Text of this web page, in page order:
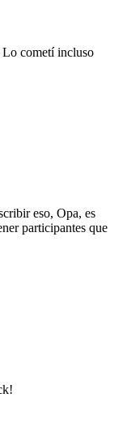
cometí incluso
eso, Opa, es
participantes que